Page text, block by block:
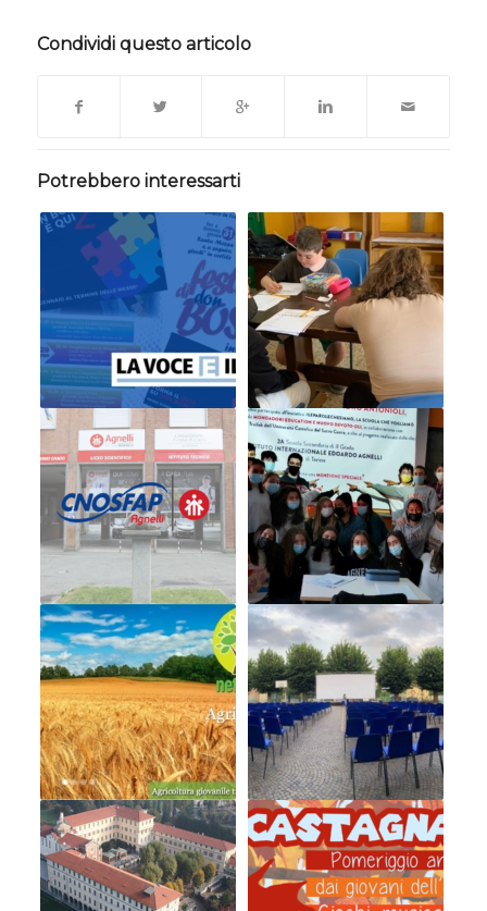
Condividi questo articolo
Potrebbero interessarti